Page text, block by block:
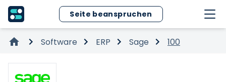
Seite beanspruchen
Software ERP Sage 100